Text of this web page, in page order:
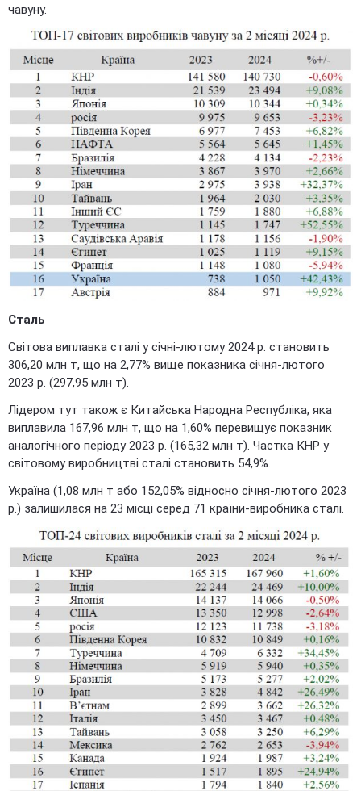
чавуну.
Сталь
Світова виплавка сталі у січні-лютому 2024 р. становить
306,20 млн т, що на 2,77% вище показника січня-лютого
2023 р. (297,95 млн т).
Лідером тут також є Китайська Народна Республіка, яка
виплавила 167,96 млн т, що на 1,60% перевищує показник
аналогічного періоду 2023 р. (165,32 млн т). Частка КНР у
світовому виробництві сталі становить 54,9%.
Україна (1,08 млн т або 152,05% відносно січня-лютого 2023
р.) залишилася на 23 місці серед 71 країни-виробника сталі.